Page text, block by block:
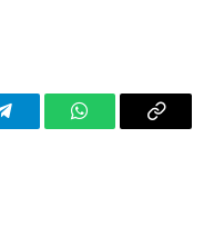
TelegramWhatsAppCopy